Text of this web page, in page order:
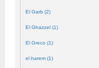
El Garb (2)
El Ghazzel (1)
El Greco (1)
el harem (1)